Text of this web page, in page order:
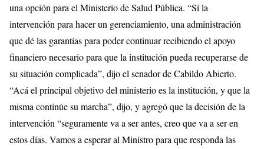
una opción para el Ministerio de Salud Pública. “Sí la
intervención para hacer un gerenciamiento, una administración
que dé las garantías para poder continuar recibiendo el apoyo
financiero necesario para que la institución pueda recuperarse de
su situación complicada”, dijo el senador de Cabildo Abierto.
“Acá el principal objetivo del ministerio es la institución, y que la
misma continúe su marcha”, dijo, y agregó que la decisión de la
intervención “seguramente va a ser antes, creo que va a ser en
estos días. Vamos a esperar al Ministro para que responda las